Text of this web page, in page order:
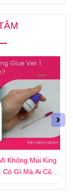
Không Mùi King
Gì Mà Ai Cũng